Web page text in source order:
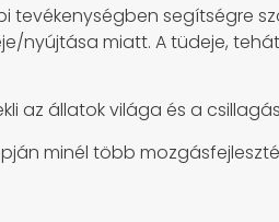
tevékenységben segítségre
miatt. A tüdeje,
az állatok világa és a
minél több